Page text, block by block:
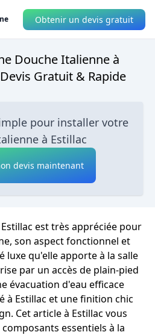
Obtenir un devis gratuit
Douche Italienne à
Gratuit & Rapide
pour installer votre
à Estillac
devis maintenant
est très appréciée pour
son aspect fonctionnel et
luxe qu'elle apporte à la salle
par un accès de plain-pied
évacuation d'eau efficace
à Estillac et une finition chic
Cet article à Estillac vous
essentiels à la